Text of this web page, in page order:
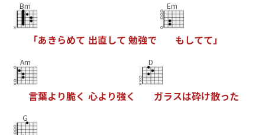
Bm
「あきらめて 出直して 勉強で
Em
もしてて」
Am
言葉よ り脆く 心よ り強く
D
ガラスは砕け散った
G